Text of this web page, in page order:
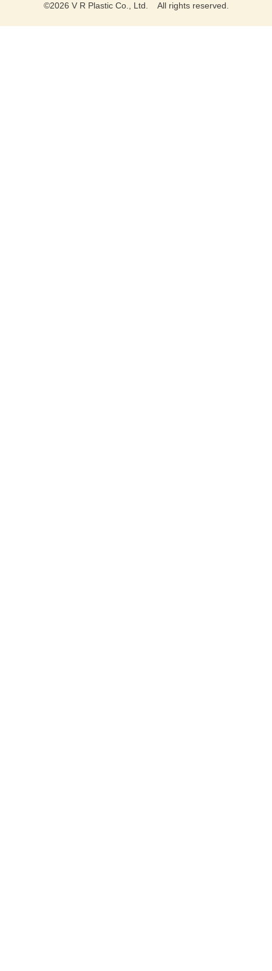
©2026 V R Plastic Co., Ltd. All rights reserved.